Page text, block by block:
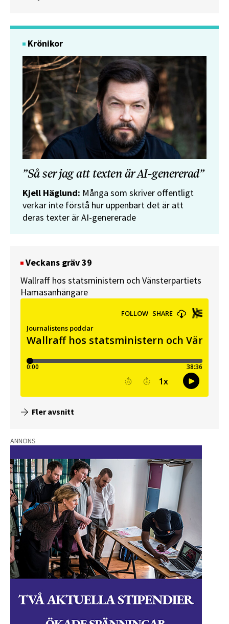
Krönikor
”Så ser jag att texten är AI-genererad”
Kjell Häglund: Många som skriver offentligt
verkar inte förstå hur uppenbart det är att
deras texter är AI-genererade
Veckans gräv 39
Wallraff hos statsministern och Vänsterpartiets
Hamasanhängare
Fler avsnitt
ANNONS